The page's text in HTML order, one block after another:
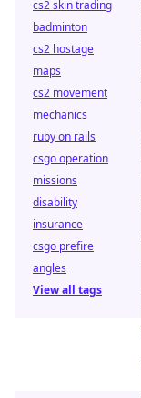
cs2 skin trading
badminton
cs2 hostage
maps
cs2 movement
mechanics
ruby on rails
csgo operation
missions
disability
insurance
csgo prefire
angles
View all tags